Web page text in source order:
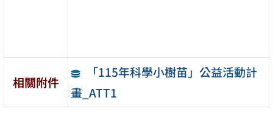
相關附件
「115年科學小樹苗」公益活動計
畫_ATT1